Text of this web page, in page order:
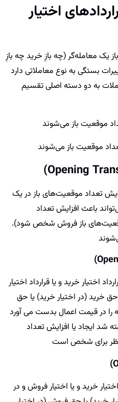
اختیار
یک معامله‌گر (چه بازِ خرید چه بازِ
بستگی به نوع معاملاتی دارد
به دو دسته اصلی تقسیم
موقعیت باز می‌شوند
موقعیت باز می‌شوند
تعداد موقعیت‌های باز در یک
باعث افزایشتعداد
باز فروش شخص شود).
اختیار خرید و یا قرارداد اختیار
خرید (در اختیار خرید) یا حق
را در قیمت اعمال بدست می آورد
شد ایجاد یا افزایش تعداد
نظر برای شخص است
خرید و یا اختیار فروش و در